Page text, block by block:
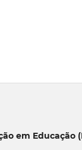
em Educação